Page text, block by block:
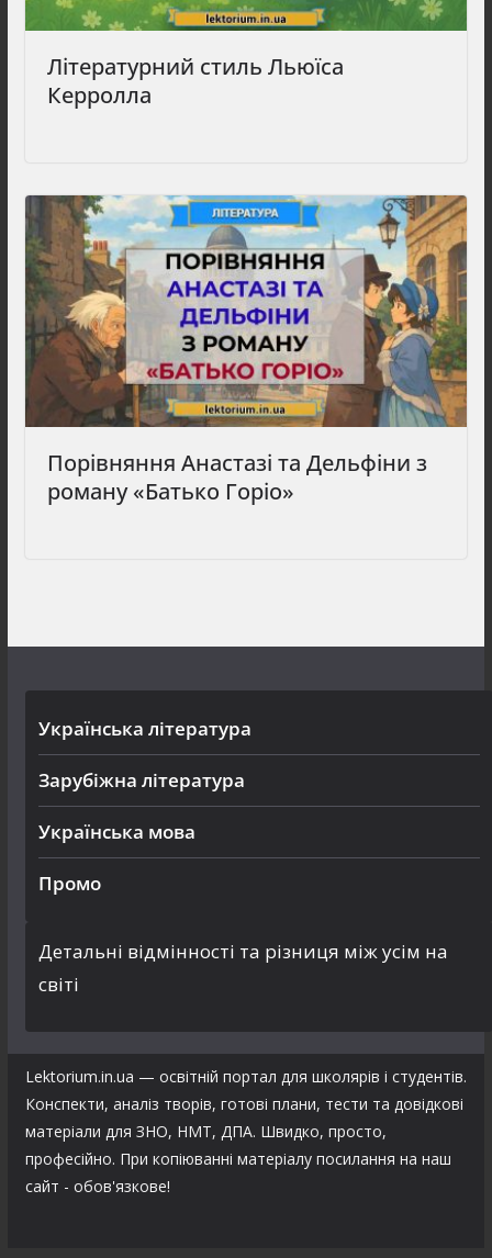
Літературний стиль Льюїса
Керролла
Порівняння Анастазі та Дельфіни з
роману «Батько Горіо»
Українська література
Зарубіжна література
Українська мова
Промо
Детальні відмінності та різниця між усім на
світі
Lektorium.in.ua — освітній портал для школярів і студентів.
Конспекти, аналіз творів, готові плани, тести та довідкові
матеріали для ЗНО, НМТ, ДПА. Швидко, просто,
професійно. При копіюванні матеріалу посилання на наш
сайт - обов'язкове!